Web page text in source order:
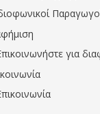
για